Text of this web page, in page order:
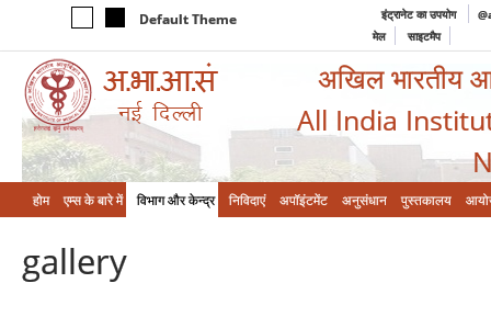
Default Theme इंट्रानेट का उपयोग
मेल
साइटमैप
अखिल भारतीय
All India
होम एम्‍स के बारे में विभाग और केन्‍द्र निविदाएं अपॉइंटमेंट अनुसंधान पुस्तकालय
gallery